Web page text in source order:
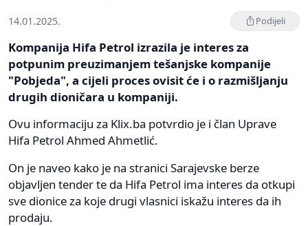
14.01.2025. Podijeli
Kompanija Hifa Petrol izrazila je interes za
potpunim preuzimanjem tešanjske kompanije
"Pobjeda", a cijeli proces ovisit će i o razmišljanju
drugih dioničara u kompaniji.
Ovu informaciju za Klix.ba potvrdio je i član Uprave
Hifa Petrol Ahmed Ahmetlić.
On je naveo kako je na stranici Sarajevske berze
objavljen tender te da Hifa Petrol ima interes da otkupi
sve dionice za koje drugi vlasnici iskažu interes da ih
prodaju.